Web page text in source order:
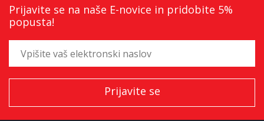
Prijavite se na naše E-novice in pridobite 5%
popusta!